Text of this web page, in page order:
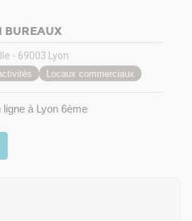
BUREAUX
- 69003 Lyon
Locaux commerciaux
ligneà Lyon 6ème